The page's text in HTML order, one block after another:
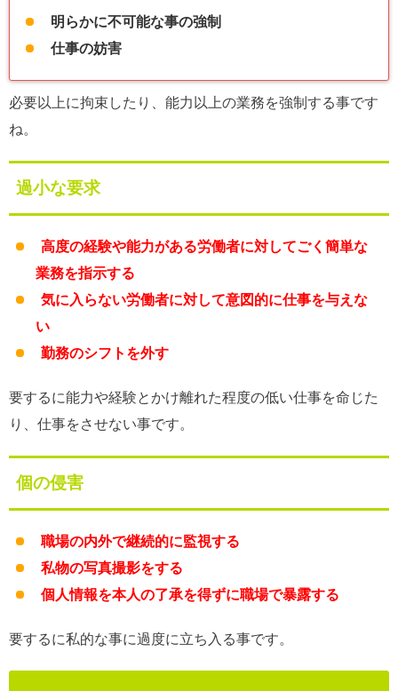
明らかに不可能な事の強制
仕事の妨害
必要以上に拘束したり、能力以上の業務を強制する事です
ね。
過小な要求
高度の経験や能力がある労働者に対してごく簡単な
業務を指示する
気に入らない労働者に対して意図的に仕事を与えな
い
勤務のシフトを外す
要するに能力や経験とかけ離れた程度の低い仕事を命じた
り、仕事をさせない事です。
個の侵害
職場の内外で継続的に監視する
私物の写真撮影をする
個人情報を本人の了承を得ずに職場で暴露する
要するに私的な事に過度に立ち入る事です。